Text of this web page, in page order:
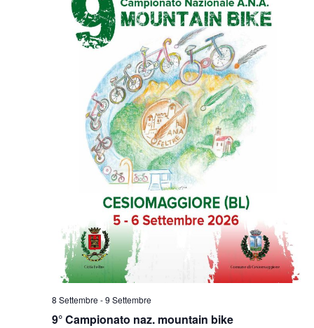
9° Campionato naz. mountain bike
8 Settembre -9 Settembre